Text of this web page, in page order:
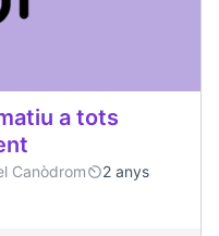
a tots
Canòdrom
2 anys